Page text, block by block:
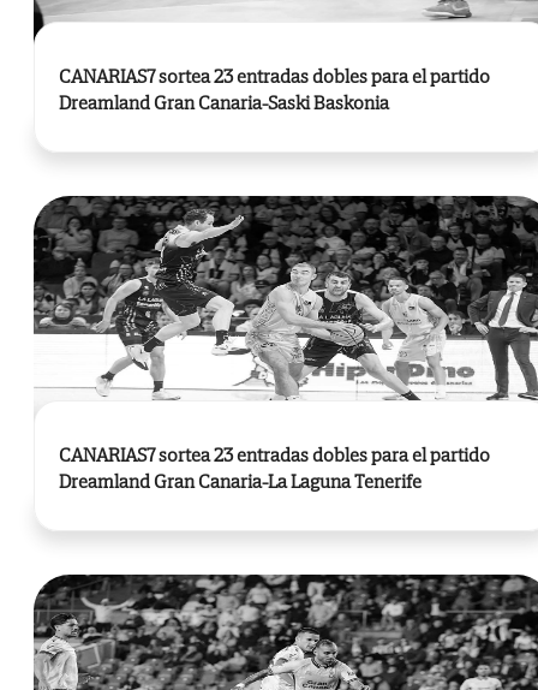
CANARIAS7 sortea 23 entradas dobles para el partido
Dreamland Gran Canaria-Saski Baskonia
CANARIAS7 sortea 23 entradas dobles para el partido
Dreamland Gran Canaria-La Laguna Tenerife